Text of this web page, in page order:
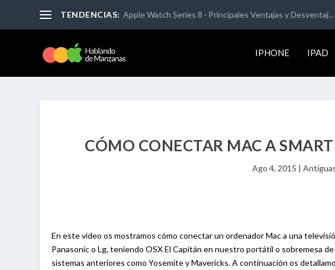
TENDENCIAS: Apple Watch Series 8 · Principales Ventajas y Desventaj...
IPHONE IPAD
CÓMO CONECTAR MAC A
Ago 4, 2015 |
En este video os mostramos cómo conectar un ordenador Mac a una
Panasonic o Lg, teniendo OSX El Capitán en nuestro portátil o sobremesa
sistemas anteriores como Yosemite y Mavericks. A continuación os